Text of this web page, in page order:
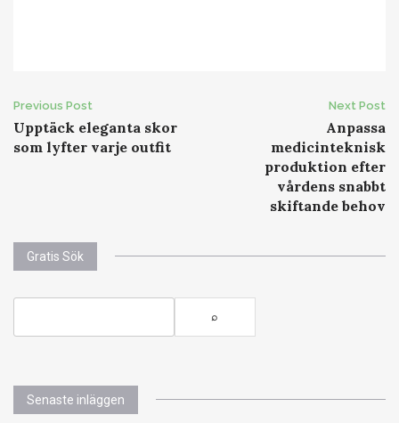
P
t
n
a
v
i
g
Previous Post
Upptäck eleganta skor
som lyfter varje outfit
Next Post
Anpassa
medicinteknisk
produktion efter
vårdens snabbt
skiftande behov
Gratis Sök
Senaste inläggen